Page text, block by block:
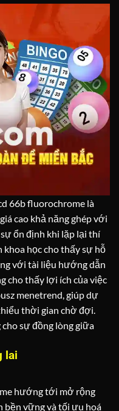
66b fluorochrome là
cao khả năng ghép với
ổn định khi lặp lại thí
khoa học cho thấy sự hỗ
với tài liệu hướng dẫn
cho thấy lợi ích của việc
menetrend, giúp dự
thời gian chờ đợi.
sự đồng lòng giữa
lai
hướng tới mở rộng
bền vững và tối ưu hoá